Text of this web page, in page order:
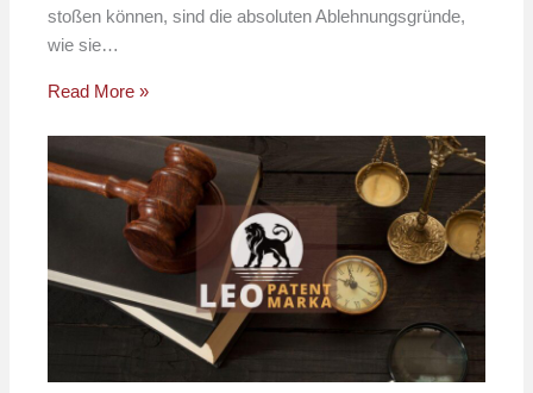
stoßen können, sind die absoluten Ablehnungsgründe,
wie sie…
Read More »